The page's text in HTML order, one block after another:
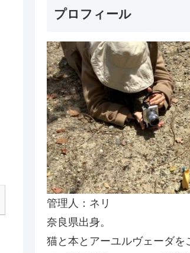
プロフィール
管理人：ネリ
奈良県出身。
猫と本とアーユルヴェーダを